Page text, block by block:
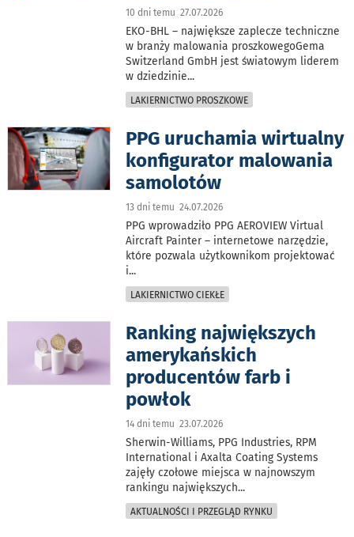
10 dni temu 27.07.2026
EKO-BHL – największe zaplecze techniczne
w branży malowania proszkowegoGema
Switzerland GmbH jest światowym liderem
w dziedzinie...
LAKIERNICTWO PROSZKOWE
PPG uruchamia wirtualny
konfigurator malowania
samolotów
13 dni temu 24.07.2026
PPG wprowadziło PPG AEROVIEW Virtual
Aircraft Painter – internetowe narzędzie,
które pozwala użytkownikom projektować
i...
LAKIERNICTWO CIEKŁE
Ranking największych
amerykańskich
producentów farb i
powłok
14 dni temu 23.07.2026
Sherwin-Williams, PPG Industries, RPM
International i Axalta Coating Systems
zajęły czołowe miejsca w najnowszym
rankingu największych...
AKTUALNOŚCI I PRZEGLĄD RYNKU